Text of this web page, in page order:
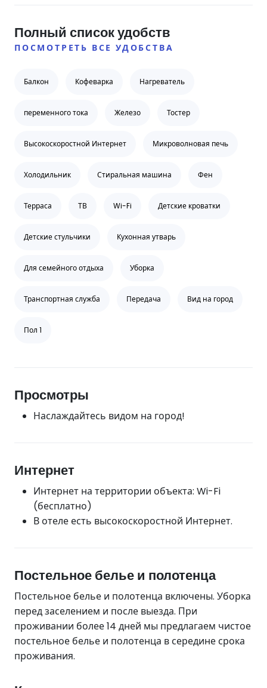
Полный список удобств
ПОСМОТРЕТЬ ВСЕ УДОБСТВА
Балкон Кофеварка Нагреватель
переменного тока Железо Тостер
Высокоскоростной Интернет Микроволновая печь
Холодильник Стиральная машина Фен
Терраса ТВ Wi-Fi Детские кроватки
Детские стульчики Кухонная утварь
Для семейного отдыха Уборка
Транспортная служба Передача Вид на город
Пол 1
Просмотры
Наслаждайтесь видом на город!
Интернет
Интернет на территории объекта: Wi-Fi
(бесплатно)
В отеле есть высокоскоростной Интернет.
Постельное белье и полотенца
Постельное белье и полотенца включены. Уборка
перед заселением и после выезда. При
проживании более 14 дней мы предлагаем чистое
постельное белье и полотенца в середине срока
проживания.